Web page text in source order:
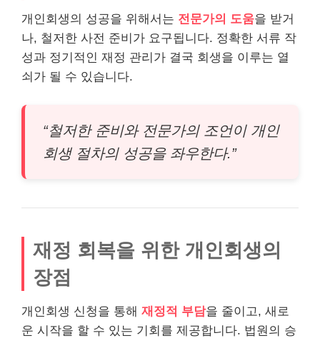
개인회생의 성공을 위해서는 전문가의 도움을 받거
나, 철저한 사전 준비가 요구됩니다. 정확한 서류 작
성과 정기적인 재정 관리가 결국 회생을 이루는 열
쇠가 될 수 있습니다.
“철저한 준비와 전문가의 조언이 개인
회생 절차의 성공을 좌우한다.”
재정 회복을 위한 개인회생의
장점
개인회생 신청을 통해 재정적 부담을 줄이고, 새로
운 시작을 할 수 있는 기회를 제공합니다. 법원의 승